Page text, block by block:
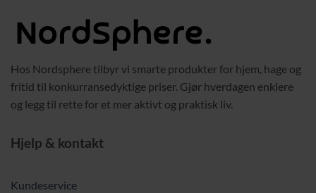
Hos Nordsphere tilbyr vi smarte produkter for hjem, hage og
fritid til konkurransedyktige priser. Gjør hverdagen enklere
og legg til rette for et mer aktivt og praktisk liv.
Hjelp & kontakt
Kundeservice